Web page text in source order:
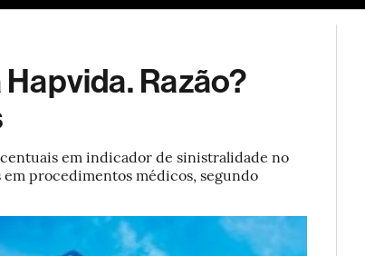
Razão?
em indicador de sinistralidade no
procedimentos médicos, segundo